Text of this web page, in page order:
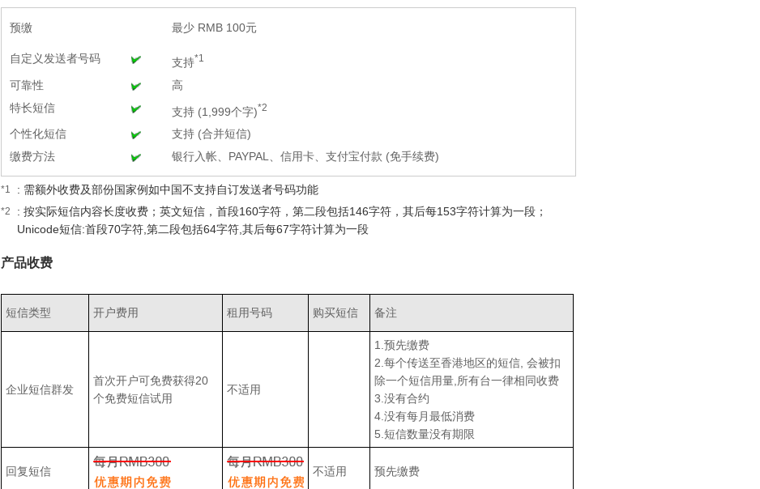
预缴 最少 RMB 100元
自定义发送者号码 支持*1
可靠性
高
特长短信
支持 (1,999个字)*2
个性化短信
支持 (合并短信)
缴费方法
银行入帐、PAYPAL、信用卡、支付宝付款 (免手续费)
*1 : 需额外收费及部份国家例如中国不支持自订发送者号码功能
*2
: 按实际短信内容长度收费；英文短信，首段160字符，第二段包括146字符，其后每153字符计算为一段；
Unicode短信:首段70字符,第二段包括64字符,其后每67字符计算为一段
产品收费
短信类型 开户费用 租用号码 购买短信 备注
企业短信群发
首次开户可免费获得20
个免费短信试用
不适用
1.预先缴费
2.每个传送至香港地区的短信, 会被扣
除一个短信用量,所有台一律相同收费
3.没有合约
4.没有每月最低消费
5.短信数量没有期限
回复短信 不适用 预先缴费